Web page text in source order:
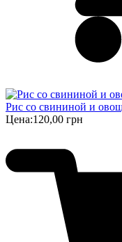
Рис со свининой и
Цена:120,00 грн